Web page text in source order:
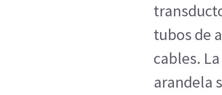
tubos de
cables.
arandela